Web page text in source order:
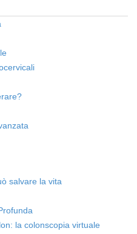
salvare la vita
la colonscopia virtuale